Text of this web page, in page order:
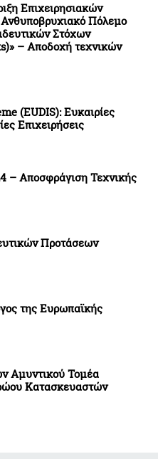
Επιχειρησιακών
Πόλεμο
Στόχων
– Αποδοχή τεχνικών
(EUDIS): Ευκαιρίες
Επιχειρήσεις
– Αποσφράγιση Τεχνικής
Προτάσεων
της Ευρωπαϊκής
Αμυντικού Τομέα
Κατασκευαστών